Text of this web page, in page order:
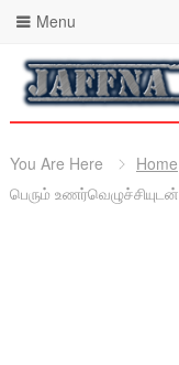
Menu
You Are Here Home
பெரும்